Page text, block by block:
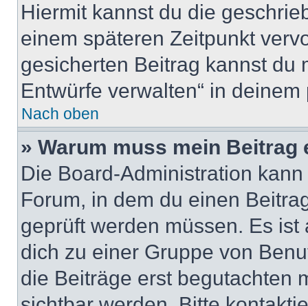
Hiermit kannst du die
einem späteren Zeitpunkt
gesicherten Beitrag kannst du
Entwürfe verwalten“ in
Nach oben
» Warum muss mein
Die Board-Administration
Forum, in dem du einen
geprüft werden müssen. Es
dich zu einer Gruppe von
die Beiträge erst begutachten